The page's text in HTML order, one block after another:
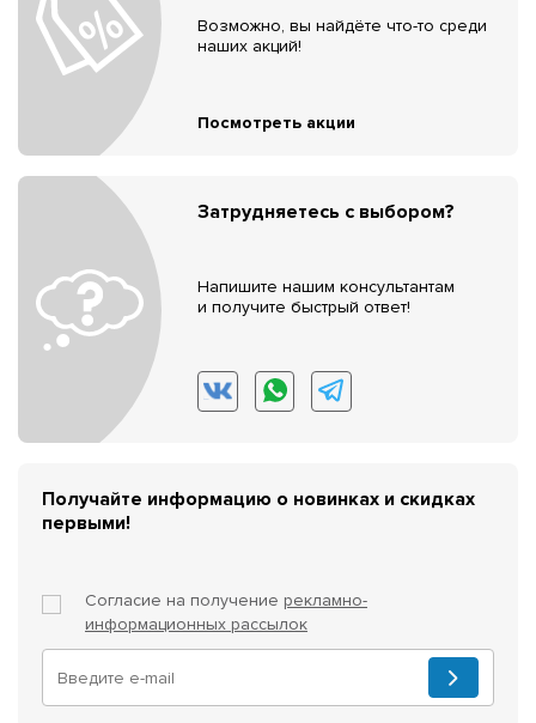
Возможно, вы найдёте что-то среди
наших акций!
Посмотреть акции
Затрудняетесь с выбором?
Напишите нашим консультантам
и получите быстрый ответ!
Получайте информацию о новинках и скидках
первыми!
Согласие на получение рекламно-
информационных рассылок